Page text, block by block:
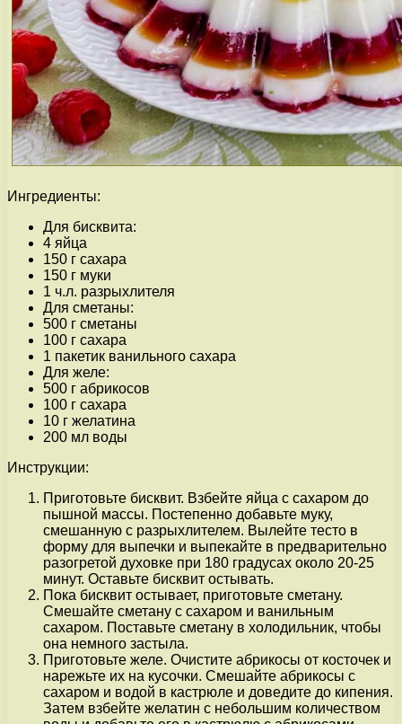
Ингредиенты:
Для бисквита:
4 яйца
150 г сахара
150 г муки
1 ч.л. разрыхлителя
Для сметаны:
500 г сметаны
100 г сахара
1 пакетик ванильного сахара
Для желе:
500 г абрикосов
100 г сахара
10 г желатина
200 мл воды
Инструкции:
Приготовьте бисквит. Взбейте яйца с сахаром до
пышной массы. Постепенно добавьте муку,
смешанную с разрыхлителем. Вылейте тесто в
форму для выпечки и выпекайте в предварительно
разогретой духовке при 180 градусах около 20-25
минут. Оставьте бисквит остывать.
Пока бисквит остывает, приготовьте сметану.
Смешайте сметану с сахаром и ванильным
сахаром. Поставьте сметану в холодильник, чтобы
она немного застыла.
Приготовьте желе. Очистите абрикосы от косточек и
нарежьте их на кусочки. Смешайте абрикосы с
сахаром и водой в кастрюле и доведите до кипения.
Затем взбейте желатин с небольшим количеством